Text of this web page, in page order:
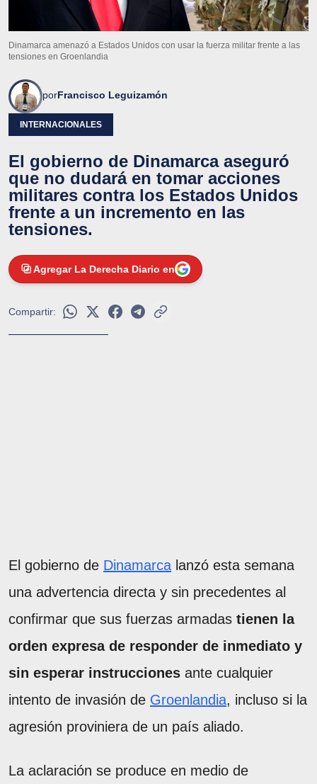
Dinamarca amenazó a Estados Unidos con usar la fuerza militar frente a las
tensiones en Groenlandia
porFrancisco Leguizamón
INTERNACIONALES
El gobierno de Dinamarca aseguró
que no dudará en tomar acciones
militares contra los Estados Unidos
frente a un incremento en las
tensiones.
Agregar La Derecha Diario en
Compartir:
El gobierno de Dinamarca lanzó esta semana
una advertencia directa y sin precedentes al
confirmar que sus fuerzas armadas tienen la
orden expresa de responder de inmediato y
sin esperar instrucciones ante cualquier
intento de invasión de Groenlandia, incluso si la
agresión proviniera de un país aliado.
La aclaración se produce en medio de